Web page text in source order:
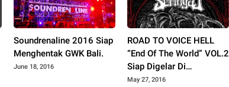
Soundrenaline 2016 Siap
Menghentak GWK Bali.
June 18, 2016
ROAD TO VOICE HELL
“End Of The World” VOL.2
Siap Digelar Di
Purwokerto
May 27, 2016